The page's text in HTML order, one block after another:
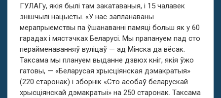
ГУЛАГу, якія былі там закатаваныя, і 15 чалавек
знішчылі нацысты. «У нас запланаваны
мерапрыемствы па ўшанаванні памяці больш як у 60
гарадах і мястэчках Беларусі. Мы прапануем пад сто
перайменаванняў вуліцаў — ад Мінска да вёсак.
Таксама мы плануем выданне дзвюх кніг, якія ўжо
гатовы, — «Беларусая хрысціянская дэмакратыя»
(220 старонак) і зборнік «Сто асобаў беларускай
хрысціянскай дэмакратыі» на 250 старонак. Таксама